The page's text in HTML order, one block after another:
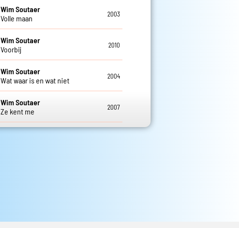
Wim Soutaer
Volle maan
2003
Wim Soutaer
Voorbij
2010
Wim Soutaer
Wat waar is en wat niet
2004
Wim Soutaer
Ze kent me
2007